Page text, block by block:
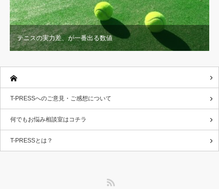
テニスの実力差、が一番出る数値
T-PRESSへのご意見・ご感想について
何でもお悩み相談室はコチラ
T-PRESSとは？